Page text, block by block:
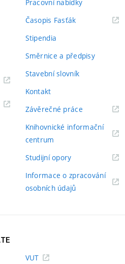
Pracovní nabídky
Časopis Fasťák(externí
Stipendia
Směrnice a předpisy
Stavební slovník
Kontakt
Závěrečné práce(externí
Knihovnické informační
centrum
Studijní opory(externí
Informace o zpracování
osobních údajů(externí
VUT